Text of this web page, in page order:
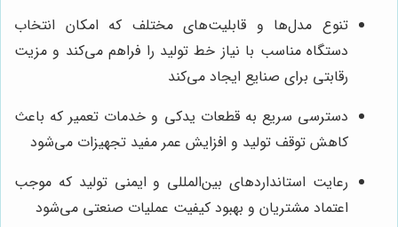
تنوع مدل‌ها و قابلیت‌های مختلف که امکان انتخاب
دستگاه مناسب با نیاز خط تولید را فراهم می‌کند و مزیت
رقابتی برای صنایع ایجاد می‌کند
دسترسی سریع به قطعات یدکی و خدمات تعمیر که باعث
کاهش توقف تولید و افزایش عمر مفید تجهیزات می‌شود
رعایت استانداردهای بین‌المللی و ایمنی تولید که موجب
اعتماد مشتریان و بهبود کیفیت عملیات صنعتی می‌شود